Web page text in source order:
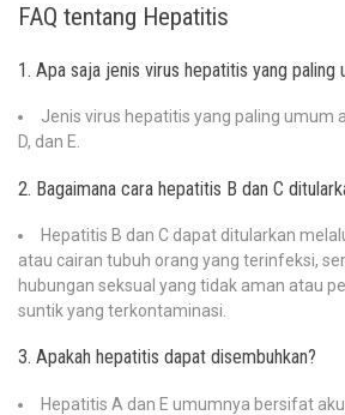
FAQ tentang Hepatitis
1. Apa saja jenis virus hepatitis yang paling
Jenis virus hepatitis yang paling umum
D, dan E.
2. Bagaimana cara hepatitis B dan C
Hepatitis B dan C dapat ditularkan
atau cairan tubuh orang yang terinfeksi,
hubungan seksual yang tidak aman atau
suntik yang terkontaminasi.
3. Apakah hepatitis dapat disembuhkan?
Hepatitis A dan E umumnya bersifat